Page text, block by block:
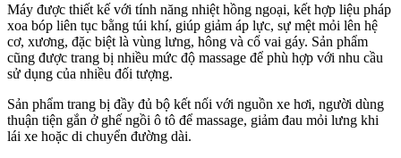
Máy được thiết kế với tính năng nhiệt hồng ngoại, kết hợp liệu pháp
xoa bóp liên tục bằng túi khí, giúp giảm áp lực, sự mệt mỏi lên hệ
cơ, xương, đặc biệt là vùng lưng, hông và cổ vai gáy. Sản phẩm
cũng được trang bị nhiều mức độ massage để phù hợp với nhu cầu
sử dụng của nhiều đối tượng.
Sản phẩm trang bị đầy đủ bộ kết nối với nguồn xe hơi, người dùng
thuận tiện gắn ở ghế ngồi ô tô để massage, giảm đau mỏi lưng khi
lái xe hoặc di chuyển đường dài.